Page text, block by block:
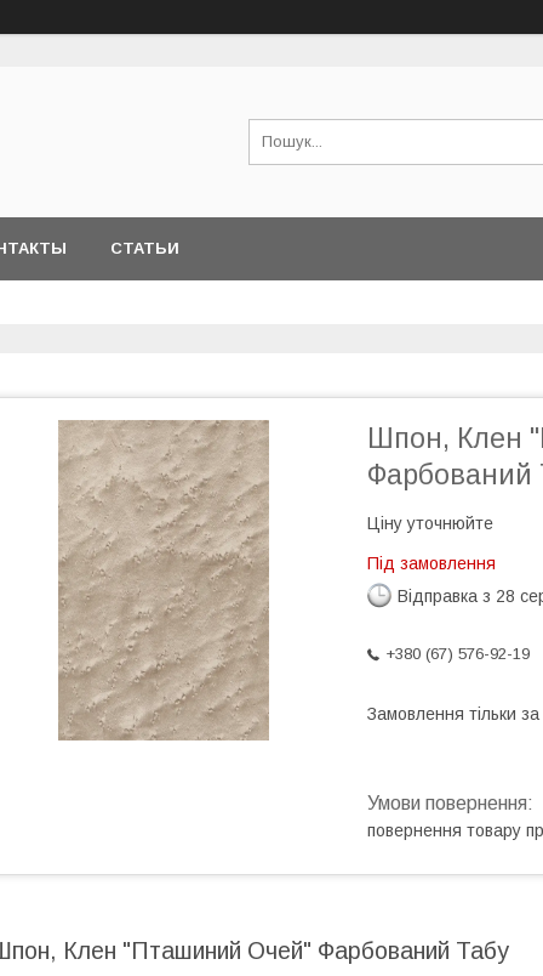
СТАТЬИ
Шпон, Клен
Фарбований
Ціну уточнюйте
Під замовлення
Відправка з 28
+380 (67) 576-92-19
Замовлення тільки
повернення товару
Клен "Пташиний Очей" Фарбований Табу